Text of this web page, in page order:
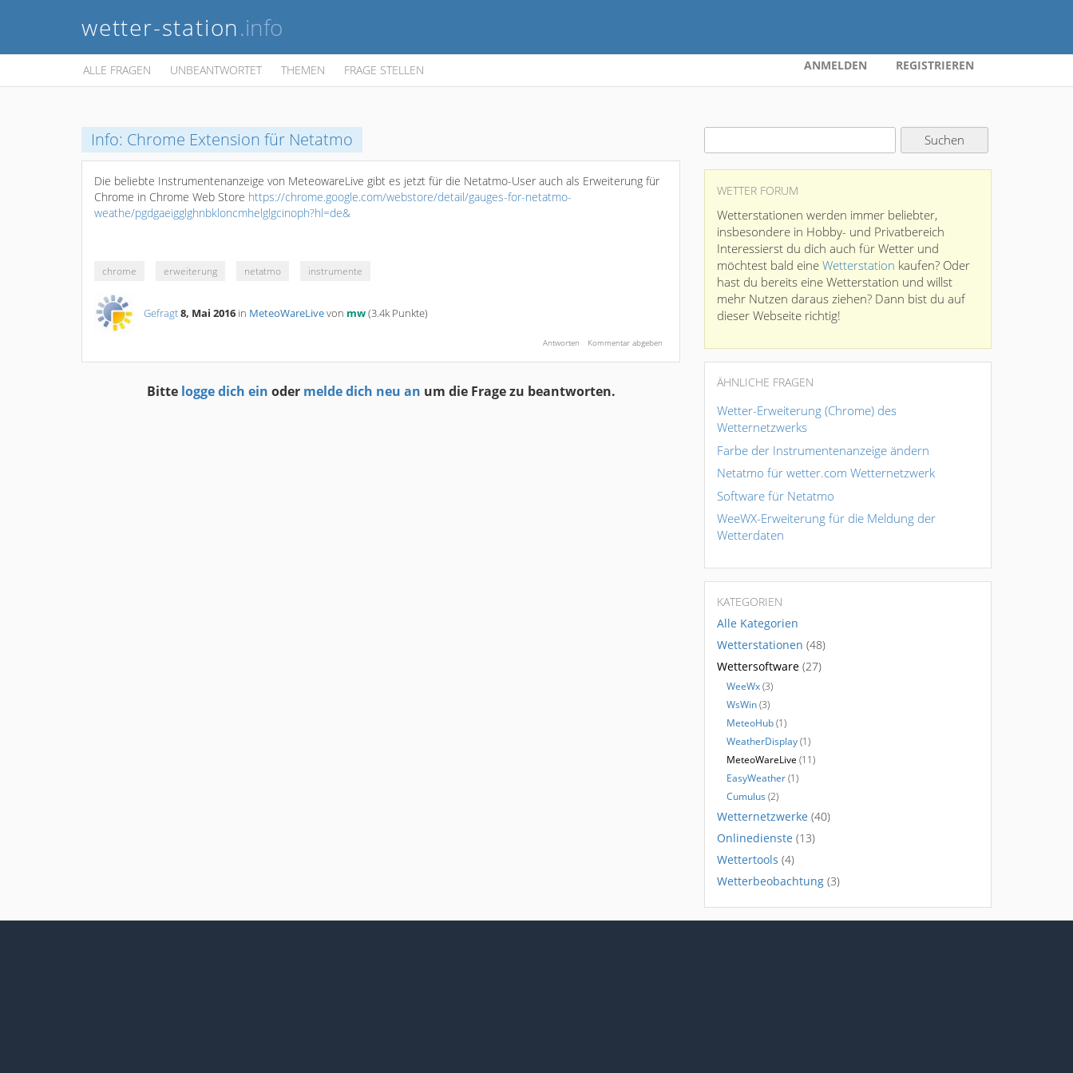
wetter-station.info
ALLE FRAGEN UNBEANTWORTET THEMEN FRAGE STELLEN ANMELDEN REGISTRIEREN
Info: Chrome Extension für Netatmo
Die beliebte Instrumentenanzeige von MeteowareLive gibt es jetzt für die Netatmo-User auch als Erweiterung für
Chrome in Chrome Web Store https://chrome.google.com/webstore/detail/gauges-for-netatmo-
weathe/pgdgaeigglghnbkloncmhelglgcinoph?hl=de&
chrome erweiterung netatmo instrumente
Gefragt8, Mai 2016 in MeteoWareLivevon mw(3.4k Punkte)
Bitte logge dich ein oder melde dich neu an um die Frage zu beantworten.
WETTER FORUM
Wetterstationen werden immer beliebter,
insbesondere in Hobby- und Privatbereich
Interessierst du dich auch für Wetter und
möchtest bald eine Wetterstation kaufen? Oder
hast du bereits eine Wetterstation und willst
mehr Nutzen daraus ziehen? Dann bist du auf
dieser Webseite richtig!
ÄHNLICHE FRAGEN
Wetter-Erweiterung (Chrome) des
Wetternetzwerks
Farbe der Instrumentenanzeige ändern
Netatmo für wetter.com Wetternetzwerk
Software für Netatmo
WeeWX-Erweiterung für die Meldung der
Wetterdaten
KATEGORIEN
Alle Kategorien
Wetterstationen (48)
Wettersoftware (27)
WeeWx(3)
WsWin(3)
MeteoHub(1)
WeatherDisplay(1)
MeteoWareLive (11)
EasyWeather(1)
Cumulus (2)
Wetternetzwerke (40)
Onlinedienste (13)
Wettertools (4)
Wetterbeobachtung (3)